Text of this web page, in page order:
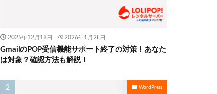
2025年12月18日 2026年1月28日
GmailのPOP受信機能サポート終了の対策！あなた
は対象？確認方法も解説！
WordPress